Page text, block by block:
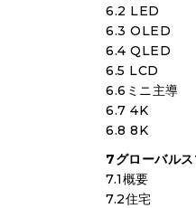
6.2 LED
6.3 OLED
6.4 QLED
6.5 LCD
6.6ミニ主導
6.7 4K
6.8 8K
7グローバル
7.1概要
7.2住宅